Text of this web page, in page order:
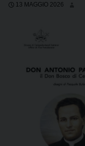
13 MAGGIO 2026